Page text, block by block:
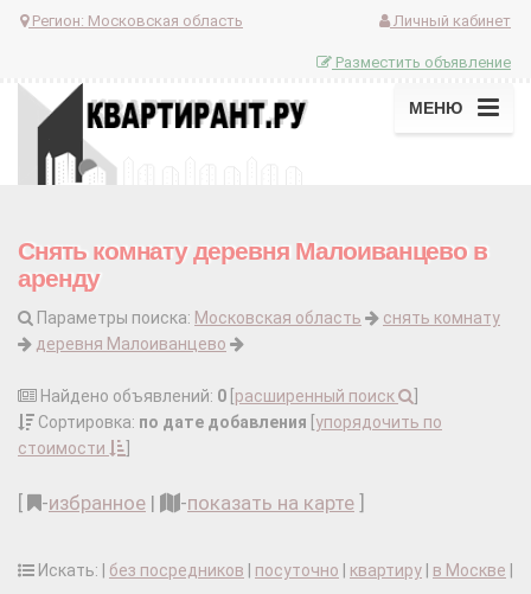
Регион: Московская область Личный кабинет
Разместить объявление
МЕНЮ
Снять комнату деревня Малоиванцево в
аренду
Параметры поиска: Московская область
снять комнату
деревня Малоиванцево
Найдено объявлений: 0 расширенный поиск
Сортировка: по дате добавления упорядочить по
стоимости
-избранное | -показать на карте
Искать: | без посредников посуточно квартиру в Москве